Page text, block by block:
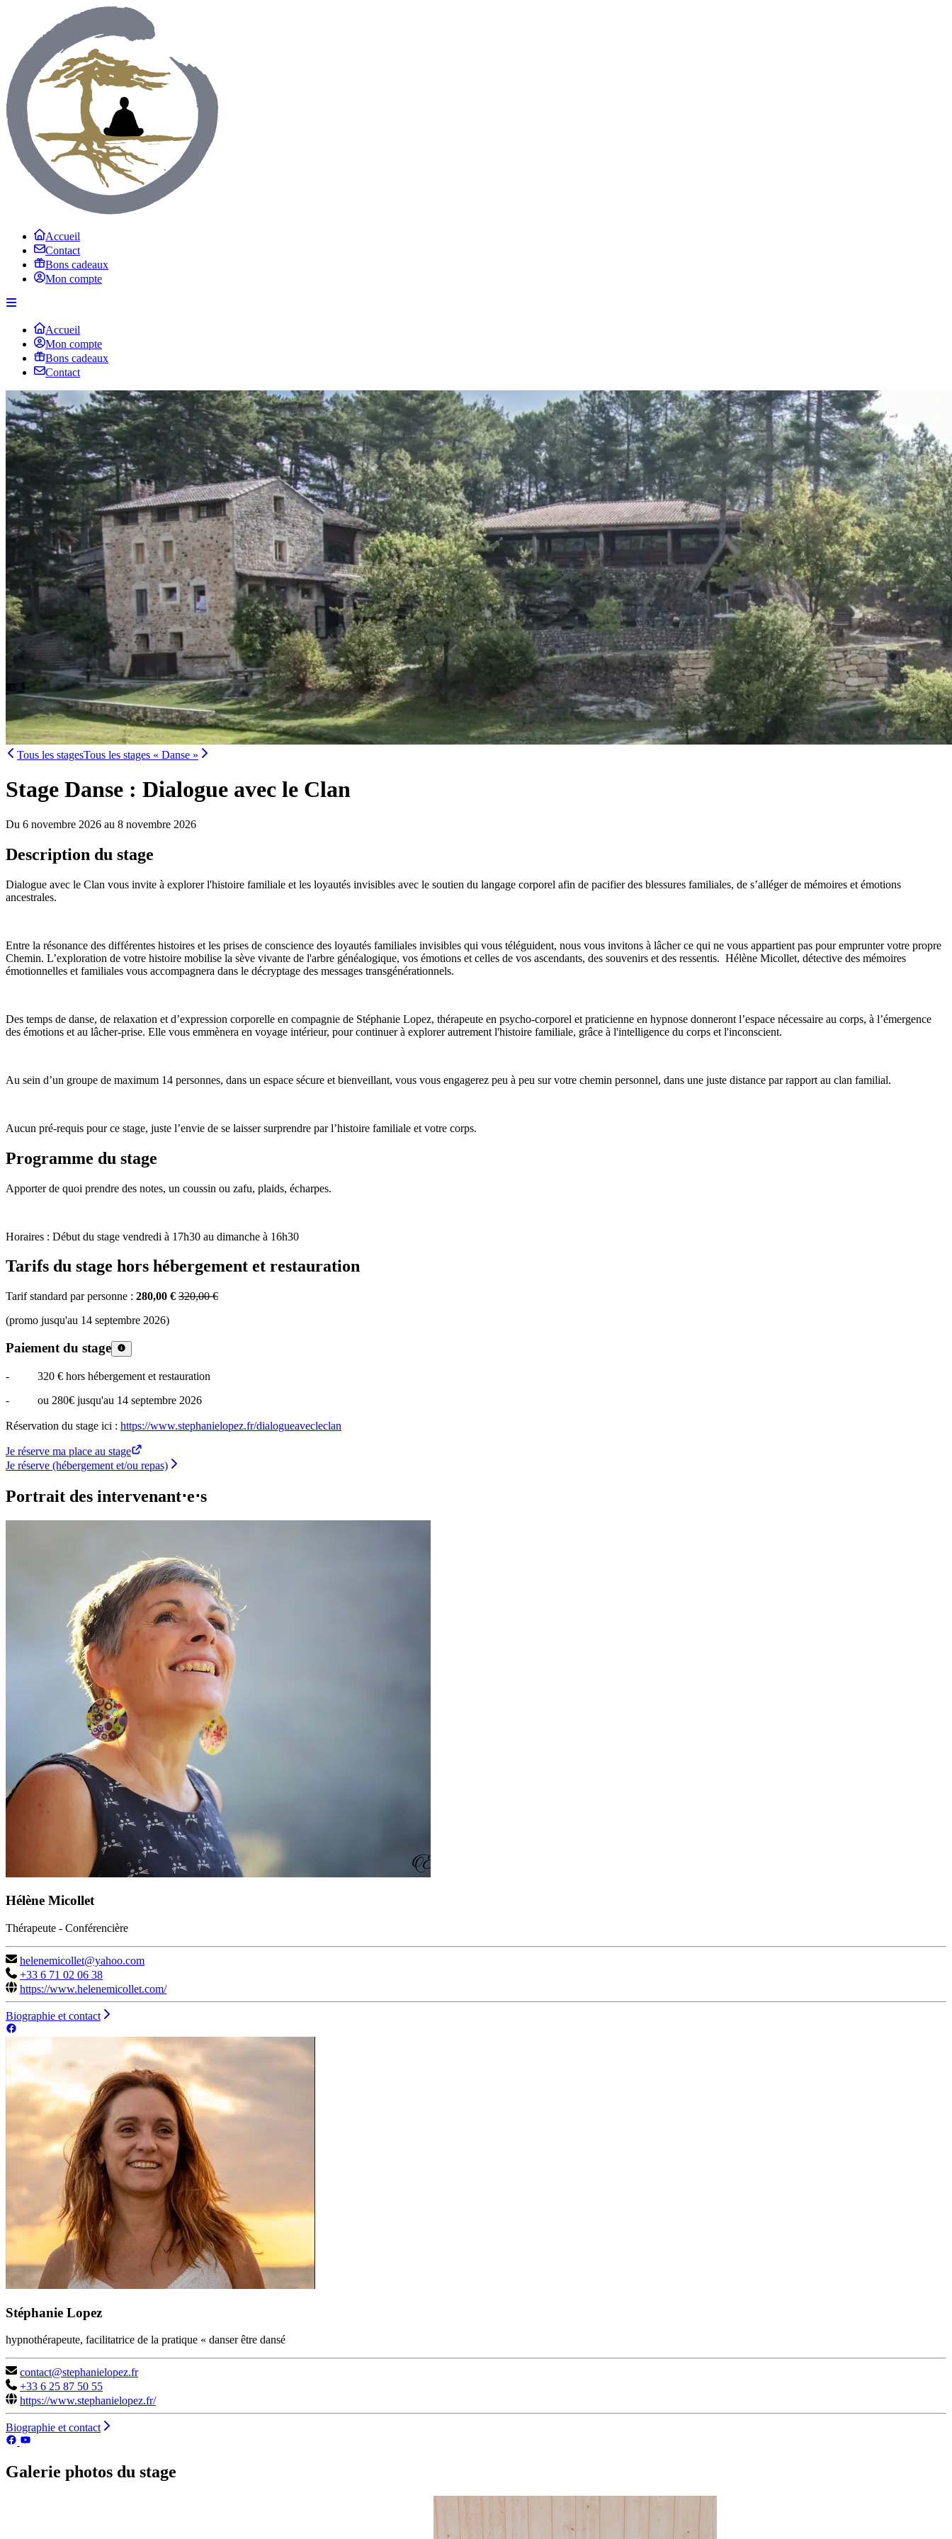
Accueil
Contact
Bons cadeaux
Mon compte
Accueil
Mon compte
Bons cadeaux
Contact
Tous les stagesTous les stages « Danse »
Stage Danse : Dialogue avec le Clan
Du 6 novembre 2026 au 8 novembre 2026
Description du stage
Dialogue avec le Clan vous invite à explorer l'histoire familiale et les loyautés invisibles avec le soutien du langage corporel afin de pacifier des blessures familiales, de s’alléger de mémoires et émotions
ancestrales.
Entre la résonance des différentes histoires et les prises de conscience des loyautés familiales invisibles qui vous téléguident, nous vous invitons à lâcher ce qui ne vous appartient pas pour emprunter votre propre
Chemin. L’exploration de votre histoire mobilise la sève vivante de l'arbre généalogique, vos émotions et celles de vos ascendants, des souvenirs et des ressentis. Hélène Micollet, détective des mémoires
émotionnelles et familiales vous accompagnera dans le décryptage des messages transgénérationnels.
Des temps de danse, de relaxation et d’expression corporelle en compagnie de Stéphanie Lopez, thérapeute en psycho-corporel et praticienne en hypnose donneront l’espace nécessaire au corps, à l’émergence
des émotions et au lâcher-prise. Elle vous emmènera en voyage intérieur, pour continuer à explorer autrement l'histoire familiale, grâce à l'intelligence du corps et l'inconscient.
Au sein d’un groupe de maximum 14 personnes, dans un espace sécure et bienveillant, vous vous engagerez peu à peu sur votre chemin personnel, dans une juste distance par rapport au clan familial.
Aucun pré-requis pour ce stage, juste l’envie de se laisser surprendre par l’histoire familiale et votre corps.
Programme du stage
Apporter de quoi prendre des notes, un coussin ou zafu, plaids, écharpes.
Horaires : Début du stage vendredi à 17h30 au dimanche à 16h30
Tarifs du stage hors hébergement et restauration
Tarif standard par personne : 280,00 € 320,00 €
(promo jusqu'au 14 septembre 2026)
Paiement du stage
- 320 € hors hébergement et restauration
- ou 280€ jusqu'au 14 septembre 2026
Réservation du stage ici : https://www.stephanielopez.fr/dialogueavecleclan
Je réserve ma place au stage
Je réserve (hébergement et/ou repas)
Portrait des intervenant⋅e⋅s
Hélène Micollet
Thérapeute - Conférencière
helenemicollet@yahoo.com
+33 6 71 02 06 38
https://www.helenemicollet.com/
Biographie et contact
Stéphanie Lopez
hypnothérapeute, facilitatrice de la pratique « danser être dansé
contact@stephanielopez.fr
+33 6 25 87 50 55
https://www.stephanielopez.fr/
Biographie et contact
Galerie photos du stage